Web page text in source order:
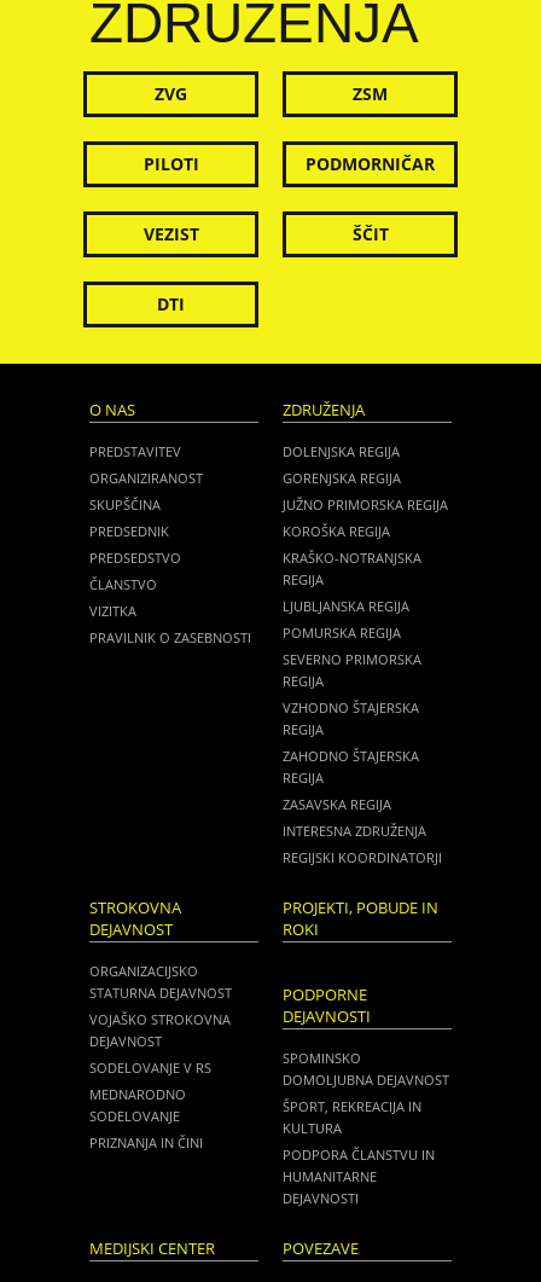
ZDRUŽENJA
ZVG ZSM
PILOTI PODMORNIČAR
VEZIST ŠČIT
DTI
O NAS
PREDSTAVITEV
ORGANIZIRANOST
SKUPŠČINA
PREDSEDNIK
PREDSEDSTVO
ČLANSTVO
VIZITKA
PRAVILNIK O ZASEBNOSTI
ZDRUŽENJA
DOLENJSKA REGIJA
GORENJSKA REGIJA
JUŽNO PRIMORSKA REGIJA
KOROŠKA REGIJA
KRAŠKO-NOTRANJSKA
REGIJA
LJUBLJANSKA REGIJA
POMURSKA REGIJA
SEVERNO PRIMORSKA
REGIJA
VZHODNO ŠTAJERSKA
REGIJA
ZAHODNO ŠTAJERSKA
REGIJA
ZASAVSKA REGIJA
INTERESNA ZDRUŽENJA
REGIJSKI KOORDINATORJI
STROKOVNA
DEJAVNOST
ORGANIZACIJSKO
STATURNA DEJAVNOST
VOJAŠKO STROKOVNA
DEJAVNOST
SODELOVANJE V RS
MEDNARODNO
SODELOVANJE
PRIZNANJA IN ČINI
PROJEKTI, POBUDE IN
ROKI
PODPORNE
DEJAVNOSTI
SPOMINSKO
DOMOLJUBNA DEJAVNOST
ŠPORT, REKREACIJA IN
KULTURA
PODPORA ČLANSTVU IN
HUMANITARNE
DEJAVNOSTI
MEDIJSKI CENTER POVEZAVE